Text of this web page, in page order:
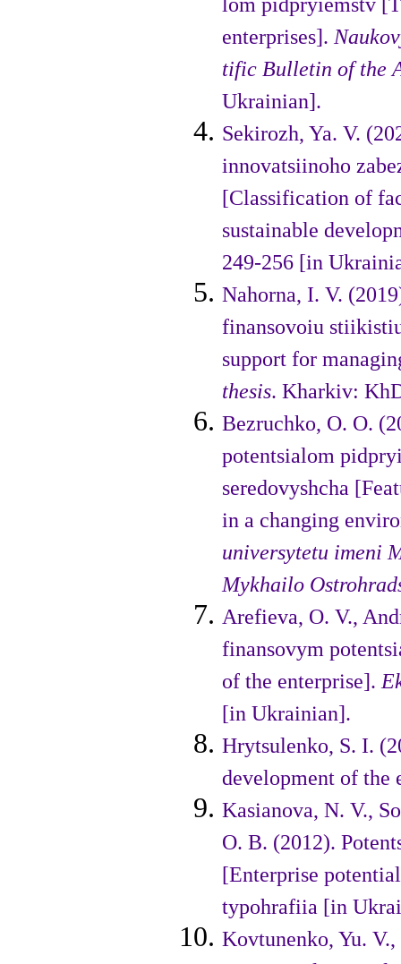
lom pidpryiemstv
enter­prises].
tific Bulletin of the
Ukrainian].
Sekirozh, Ya. V.
innovatsiinoho
[Classification of
sustainable
249-256 [in
Nahorna, I. V.
finan­sovoiu
support for
thesis. Kharkiv:
Bezruchko, O. O.
potentsialom
seredovyshcha
in a changing
universytetu imeni
Mykhailo
Arefieva, O. V.,
finansovym
of the enterprise].
[in Ukrainian].
Hrytsulenko, S. I.
development of the
Kasianova, N. V.,
O. B. (2012).
[Enterprise
typohrafiia [in
Kovtunenko, Yu.